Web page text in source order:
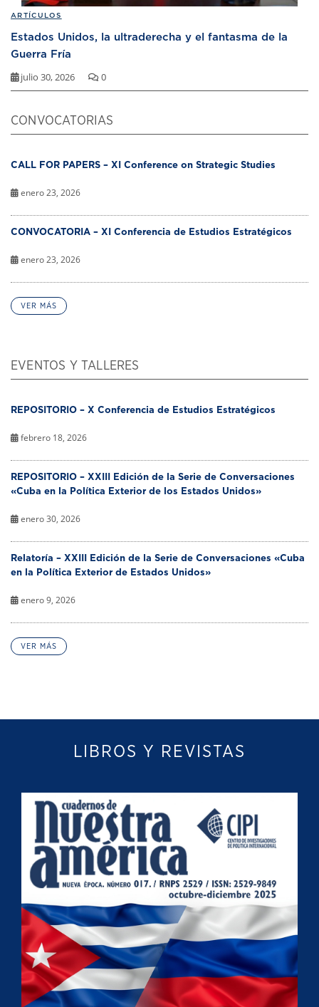
ARTÍCULOS
Estados Unidos, la ultraderecha y el fantasma de la
Guerra Fría
julio 30, 2026 0
CONVOCATORIAS
CALL FOR PAPERS – XI Conference on Strategic Studies
enero 23, 2026
CONVOCATORIA – XI Conferencia de Estudios Estratégicos
enero 23, 2026
VER MÁS
EVENTOS Y TALLERES
REPOSITORIO – X Conferencia de Estudios Estratégicos
febrero 18, 2026
REPOSITORIO – XXIII Edición de la Serie de Conversaciones
«Cuba en la Política Exterior de los Estados Unidos»
enero 30, 2026
Relatoría – XXIII Edición de la Serie de Conversaciones «Cuba
en la Política Exterior de Estados Unidos»
enero 9, 2026
VER MÁS
LIBROS Y REVISTAS